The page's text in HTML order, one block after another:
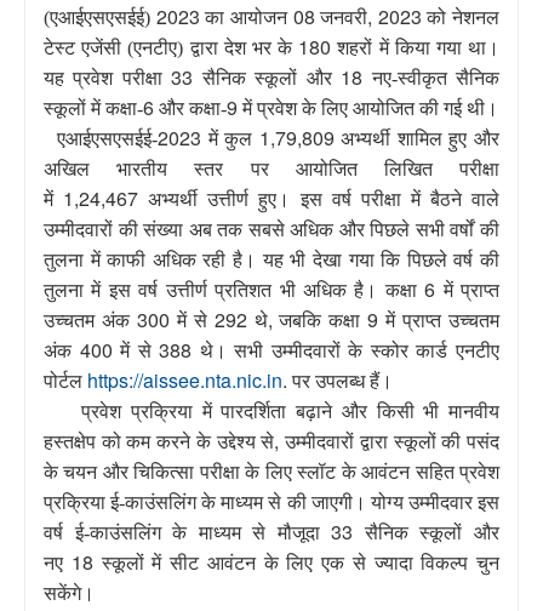
(एआईएसएसईई) 2023का आयोजन 08जनवरी, 2023को नेशनल
टेस्ट एजेंसी (एनटीए) द्वारा देश भर के 180शहरों में किया गया था।
यह प्रवेश परीक्षा33सैनिक स्कूलों और 18नए-स्वीकृत सैनिक
स्कूलों में कक्षा-6 और कक्षा-9में प्रवेश के लिए आयोजित की गई थी।
एआईएसएसईई-2023में कुल 1,79,809अभ्यर्थी शामिल हुए और
अखिल भारतीय स्तर पर आयोजित लिखित परीक्षा
में 1,24,467अभ्यर्थी उत्तीर्ण हुए। इस वर्ष परीक्षा में बैठने वाले
उम्मीदवारों की संख्या अब तक सबसे अधिक और पिछले सभी वर्षों की
तुलना में काफी अधिक रही है। यह भी देखा गया कि पिछले वर्ष की
तुलना में इस वर्ष उत्तीर्ण प्रतिशत भी अधिक है।कक्षा6में प्राप्त
उच्चतम अंक 300में से 292 थे,जबकि कक्षा9में प्राप्त उच्चतम
अंक 400में से388 थे। सभी उम्मीदवारों के स्कोर कार्ड एनटीए
पोर्टल https://aissee.nta.nic.in.पर उपलब्ध हैं।
प्रवेश प्रक्रिया में पारदर्शिता बढ़ाने और किसी भी मानवीय
हस्तक्षेप को कम करने के उद्देश्य से,उम्मीदवारों द्वारा स्कूलों की पसंद
के चयन और चिकित्सा परीक्षा के लिए स्लॉट के आवंटन सहित प्रवेश
प्रक्रिया ई-काउंसलिंग के माध्यम से की जाएगी। योग्य उम्मीदवार इस
वर्ष ई-काउंसलिंग के माध्यम से मौजूदा33सैनिक स्कूलों और
नए 18स्कूलों में सीट आवंटन के लिए एक से ज्यादा विकल्प चुन
सकेंगे।